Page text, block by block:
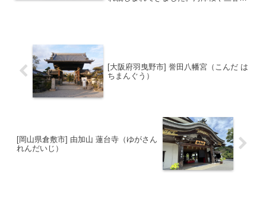
[大阪府羽曳野市] 誉田八幡宮（こんだ は
ちまんぐう）
[岡山県倉敷市] 由加山 蓮台寺（ゆがさん
れんだいじ）